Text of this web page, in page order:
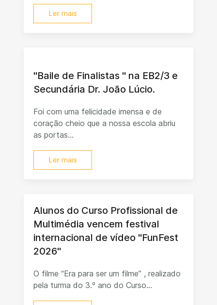
Ler mais
"Baile de Finalistas " na EB2/3 e
Secundária Dr. João Lúcio.
Foi com uma felicidade imensa e de
coração cheio que a nossa escola abriu
as portas...
Ler mais
Alunos do Curso Profissional de
Multimédia vencem festival
internacional de vídeo "FunFest
2026"
O filme “Era para ser um filme” , realizado
pela turma do 3.º ano do Curso...